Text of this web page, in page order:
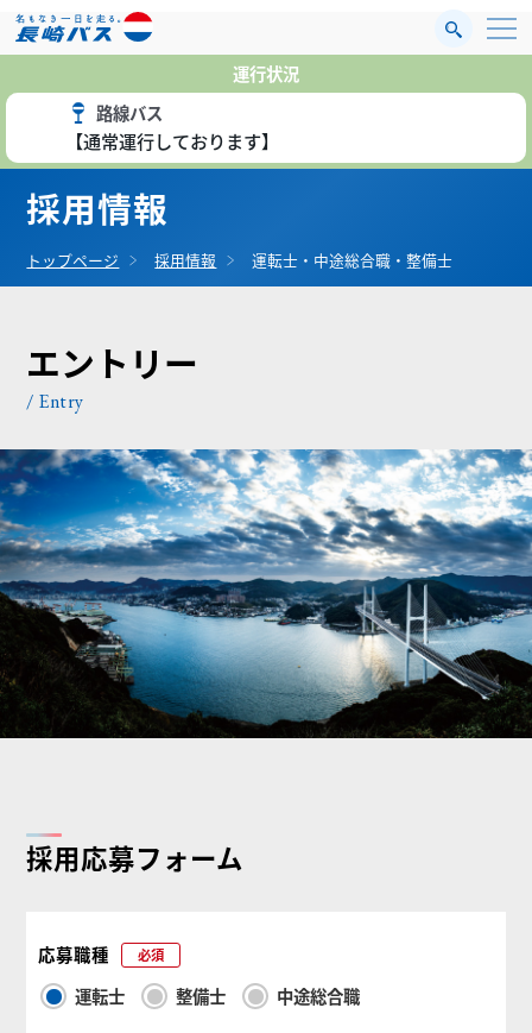
運行状況
路線バス
【通常運行しております】
採用情報
トップページ 採用情報 運転士・中途総合職・整備士
エントリー
/ Entry
採用応募フォーム
応募職種 必須
運転士 整備士 中途総合職